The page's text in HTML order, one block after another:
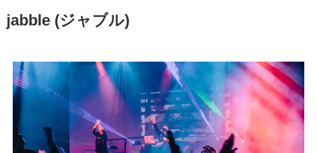
jabble (ジャブル)